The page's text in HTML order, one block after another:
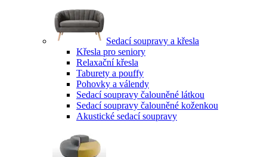
Sedací soupravy a křesla
Křesla pro seniory
Relaxační křesla
Taburety a pouffy
Pohovky a válendy
Sedací soupravy čalouněné látkou
Sedací soupravy čalouněné koženkou
Akustické sedací soupravy